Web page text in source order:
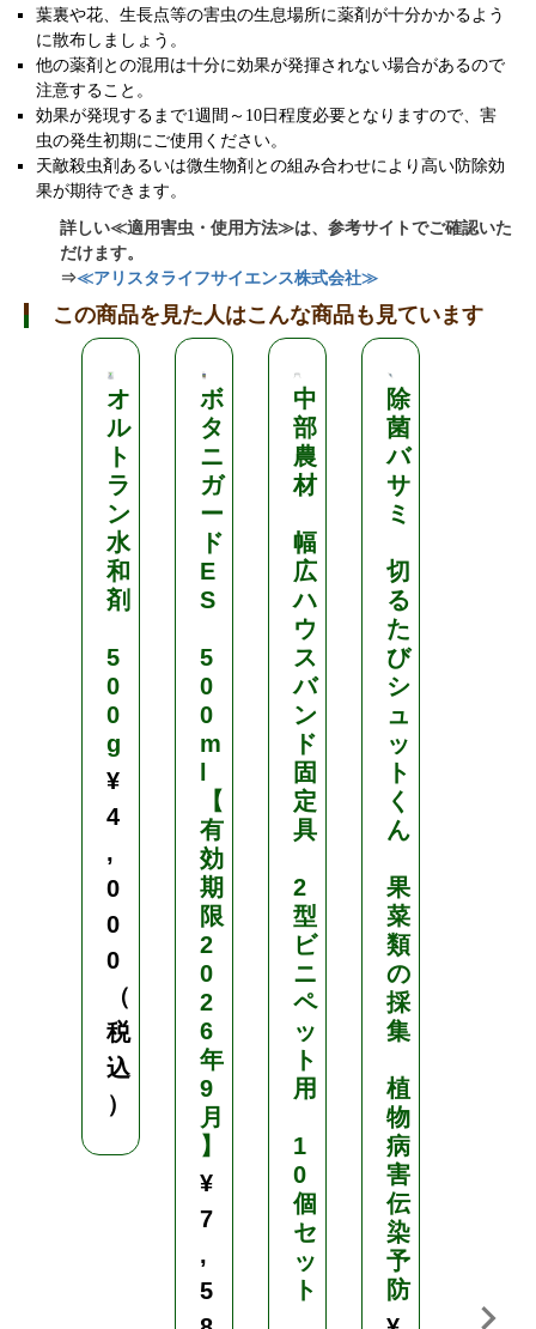
葉裏や花、生長点等の害虫の生息場所に薬剤が十分かかるよう
に散布しましょう。
他の薬剤との混用は十分に効果が発揮されない場合があるので
注意すること。
効果が発現するまで1週間～10日程度必要となりますので、害
虫の発生初期にご使用ください。
天敵殺虫剤あるいは微生物剤との組み合わせにより高い防除効
果が期待できます。
詳しい≪適用害虫・使用方法≫は、参考サイトでご確認いた
だけます。
⇒≪アリスタライフサイエンス株式会社≫
この商品を見た人はこんな商品も見ています
オ
ル
ト
ラ
ン
水
和
剤
5
0
0
g
¥
4
,
0
0
0
（
税
込
）
ボ
タ
ニ
ガ
ー
ド
E
S
5
0
0
m
【
有
効
期
限
2
0
2
6
年
9
月
】
¥
7
,
5
中
部
農
材
幅
広
ハ
ウ
ス
バ
ン
ド
固
定
具
2
型
ビ
ニ
ペ
ッ
ト
用
1
0
個
セ
ッ
ト
除
菌
バ
サ
ミ
切
る
た
び
シ
ュ
ッ
ト
く
ん
果
菜
類
の
採
集
植
物
病
害
伝
染
予
防
m